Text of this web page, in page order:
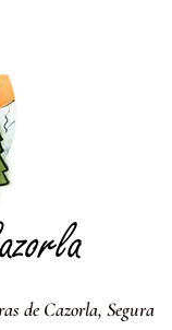
de Cazorla, Segura